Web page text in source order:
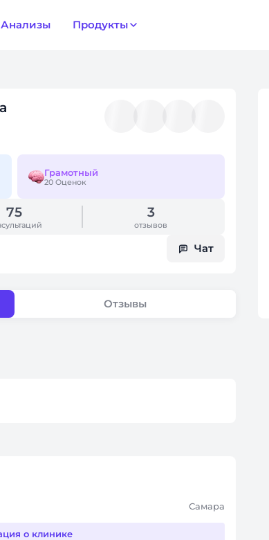
Анализы Продукты
Грамотный
20 Оценок
75 3
отзывов
Чат
Отзывы
Самара
о клинике